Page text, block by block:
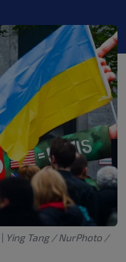
| Ying Tang / NurPhoto /